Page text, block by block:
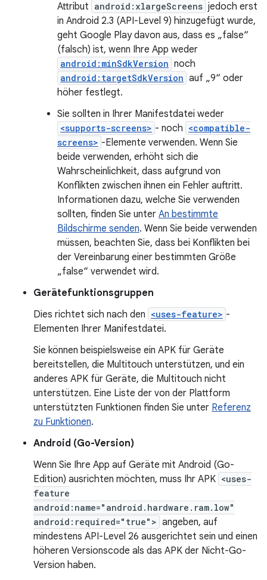
Attribut android:xlargeScreens jedoch erst
in Android 2.3 (API-Level 9) hinzugefügt wurde,
geht Google Play davon aus, dass es „false“
(falsch) ist, wenn Ihre App weder
android:minSdkVersion noch
android:targetSdkVersion auf „9“ oder
höher festlegt.
Sie sollten in Ihrer Manifestdatei weder
<supports-screens> - noch <compatible-
screens> -Elemente verwenden. Wenn Sie
beide verwenden, erhöht sich die
Wahrscheinlichkeit, dass aufgrund von
Konflikten zwischen ihnen ein Fehler auftritt.
Informationen dazu, welche Sie verwenden
sollten, finden Sie unter An bestimmte
Bildschirme senden. Wenn Sie beide verwenden
müssen, beachten Sie, dass bei Konflikten bei
der Vereinbarung einer bestimmten Größe
„false“ verwendet wird.
Gerätefunktionsgruppen
Dies richtet sich nach den <uses-feature> -
Elementen Ihrer Manifestdatei.
Sie können beispielsweise ein APK für Geräte
bereitstellen, die Multitouch unterstützen, und ein
anderes APK für Geräte, die Multitouch nicht
unterstützen. Eine Liste der von der Plattform
unterstützten Funktionen finden Sie unter Referenz
zu Funktionen.
Android (Go-Version)
Wenn Sie Ihre App auf Geräte mit Android (Go-
Edition) ausrichten möchten, muss Ihr APK <uses-
feature
android:name="android.hardware.ram.low"
android:required="true"> angeben, auf
mindestens API-Level 26 ausgerichtet sein und einen
höheren Versionscode als das APK der Nicht-Go-
Version haben.